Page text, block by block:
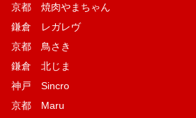
京都 焼肉やまちゃん
鎌倉 レガレヴ
京都 鳥さき
鎌倉 北じま
神戸 Sincro
京都 Maru